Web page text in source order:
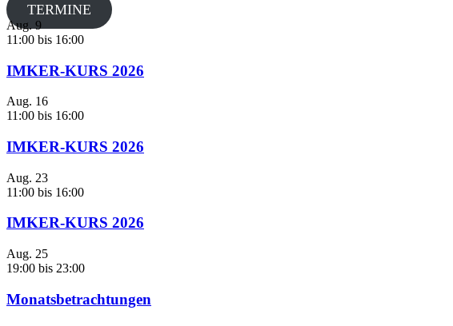
TERMINE
Aug. 9
11:00 bis 16:00
IMKER-KURS 2026
Aug. 16
11:00 bis 16:00
IMKER-KURS 2026
Aug. 23
11:00 bis 16:00
IMKER-KURS 2026
Aug. 25
19:00 bis 23:00
Monatsbetrachtungen